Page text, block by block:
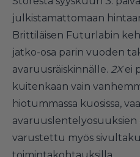
julkistamattomaan
Brittiläisen Futurlabin
jatko-osa parin vuoden
avaruusräiskinnälle. 2Xei
kuitenkaan vain
hiotummassa kuosissa,
avaruuslentelyosuuksien
varustettu myös
toimintakohtauksilla.